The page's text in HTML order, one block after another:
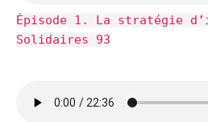
Épisode 1. La stratégie
Solidaires 93